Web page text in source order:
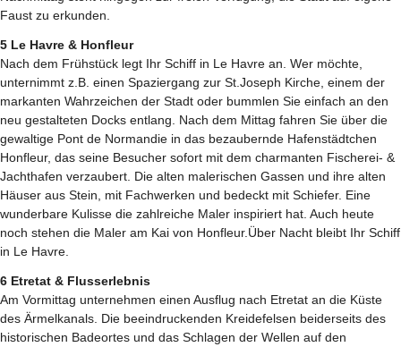
Faust zu erkunden.
5 Le Havre & Honfleur
Nach dem Frühstück legt Ihr Schiff in Le Havre an. Wer möchte,
unternimmt z.B. einen Spaziergang zur St.Joseph Kirche, einem der
markanten Wahrzeichen der Stadt oder bummlen Sie einfach an den
neu gestalteten Docks entlang. Nach dem Mittag fahren Sie über die
gewaltige Pont de Normandie in das bezaubernde Hafenstädtchen
Honfleur, das seine Besucher sofort mit dem charmanten Fischerei- &
Jachthafen verzaubert. Die alten malerischen Gassen und ihre alten
Häuser aus Stein, mit Fachwerken und bedeckt mit Schiefer. Eine
wunderbare Kulisse die zahlreiche Maler inspiriert hat. Auch heute
noch stehen die Maler am Kai von Honfleur.Über Nacht bleibt Ihr Schiff
in Le Havre.
6 Etretat & Flusserlebnis
Am Vormittag unternehmen einen Ausflug nach Etretat an die Küste
des Ärmelkanals. Die beeindruckenden Kreidefelsen beiderseits des
historischen Badeortes und das Schlagen der Wellen auf den